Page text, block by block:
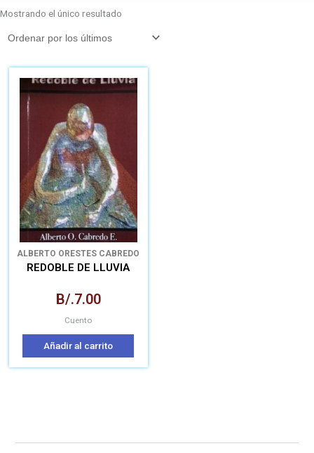
Mostrando el único resultado
ALBERTO ORESTES CABREDO
ECHEVERRÍA
REDOBLE DE LLUVIA
B/.7.00
Cuento
Añadir al carrito